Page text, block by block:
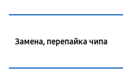
Замена, перепайка чипа